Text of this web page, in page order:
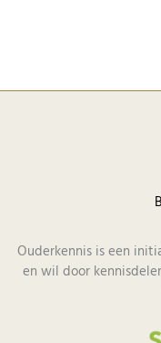
Ouderkennis is een
en wil door